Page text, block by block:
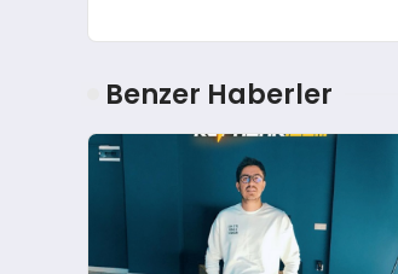
Benzer Haberler